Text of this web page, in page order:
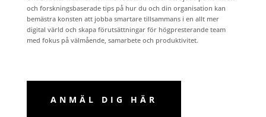
och forskningsbaserade tips på hur du och din organisation kan
bemästra konsten att jobba smartare tillsammans i en allt mer
digital värld och skapa förutsättningar för högpresterande team
med fokus på välmående, samarbete och produktivitet.
ANMÄL DIG HÄR